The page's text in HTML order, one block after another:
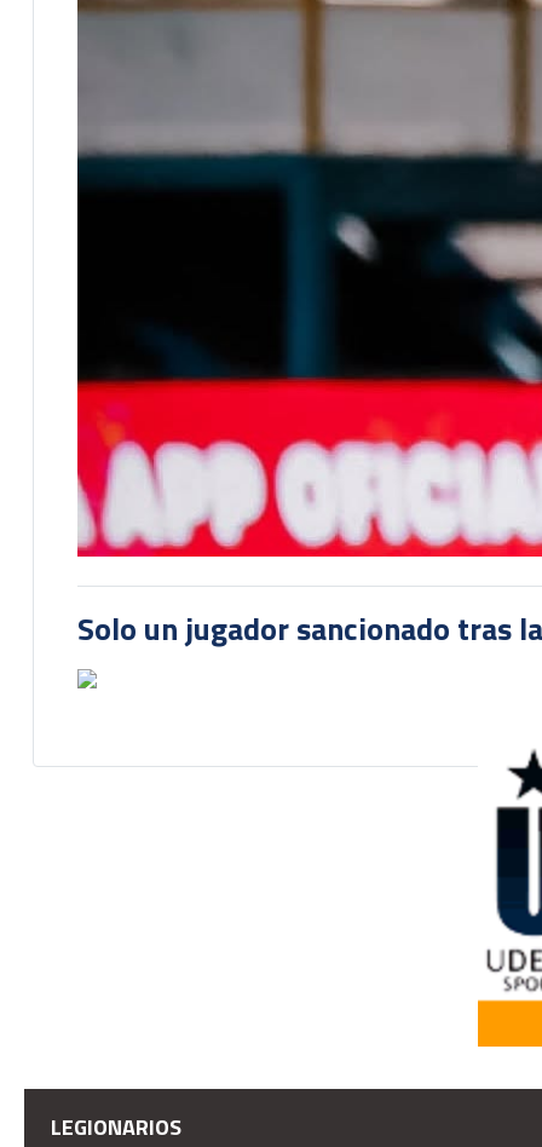
Solo un jugador sancionado tras
LEGIONARIOS